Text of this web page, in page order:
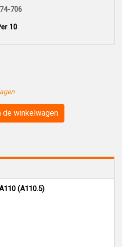
706
10
de winkelwagen
(A110.5)